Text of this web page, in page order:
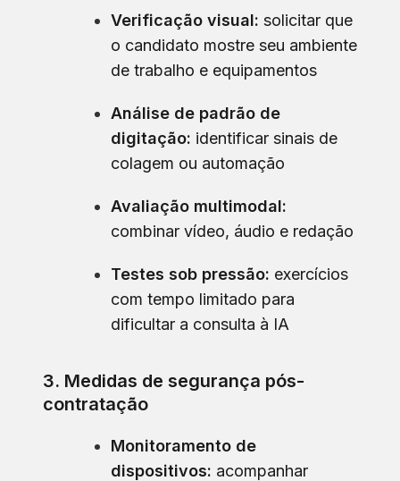
Verificação visual: solicitar que
o candidato mostre seu ambiente
de trabalho e equipamentos
Análise de padrão de
digitação: identificar sinais de
colagem ou automação
Avaliação multimodal:
combinar vídeo, áudio e redação
Testes sob pressão: exercícios
com tempo limitado para
dificultar a consulta à IA
3. Medidas de segurança pós-
contratação
Monitoramento de
dispositivos: acompanhar